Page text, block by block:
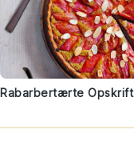
Rabarbertærte Opskrift